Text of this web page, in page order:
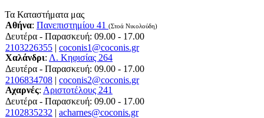
Τα Καταστήματα μας
Αθήνα: Πανεπιστημίου 41 (Στοά Νικολούδη)
Δευτέρα - Παρασκευή: 09.00 - 17.00
2103226355 | coconis1@coconis.gr
Χαλάνδρι: Λ. Κηφισίας 264
Δευτέρα - Παρασκευή: 09.00 - 17.00
2106834708 | coconis2@coconis.gr
Αχαρνές: Αριστοτέλους 241
Δευτέρα - Παρασκευή: 09.00 - 17.00
2102835232 | acharnes@coconis.gr